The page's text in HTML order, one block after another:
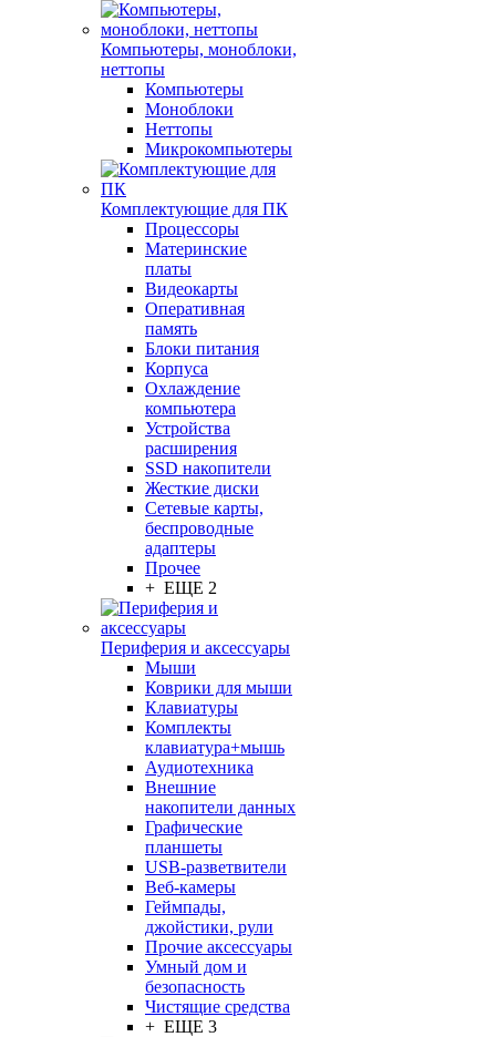
Компьютеры, моноблоки,
неттопы
Компьютеры
Моноблоки
Неттопы
Микрокомпьютеры
Комплектующие для ПК
Процессоры
Материнские
платы
Видеокарты
Оперативная
память
Блоки питания
Корпуса
Охлаждение
компьютера
Устройства
расширения
SSD накопители
Жесткие диски
Сетевые карты,
беспроводные
адаптеры
Прочее
+ ЕЩЕ 2
Периферия и аксессуары
Мыши
Коврики для мыши
Клавиатуры
Комплекты
клавиатура+мышь
Аудиотехника
Внешние
накопители данных
Графические
планшеты
USB-разветвители
Веб-камеры
Геймпады,
джойстики, рули
Прочие аксессуары
Умный дом и
безопасность
Чистящие средства
+ ЕЩЕ 3